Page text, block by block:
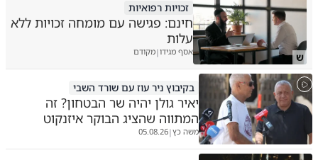
ש
זכויות רפואיות
חינם: פגישה עם מומחה זכויות ללא
עלות
אסף מגידו|מקודם
בקיבוץ ניר עוז עם שורד השבי
יאיר גולן יהיה שר הבטחון? זה
המתווה שהציג הבוקר איזנקוט
משה כץ|
05.08.26